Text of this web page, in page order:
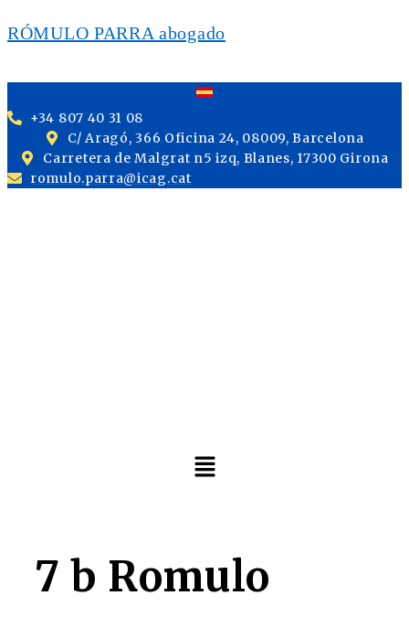
RÓMULO PARRA abogado
+34 807 40 31 08
C/ Aragó, 366 Oficina 24, 08009, Barcelona
Carretera de Malgrat n5 izq, Blanes, 17300 Girona
romulo.parra@icag.cat
Menú
7 b Romulo